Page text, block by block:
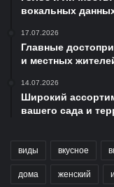
вокальных
17.07.2026
Главные
и местных
14.07.2026
Широкий
вашего сада и
виды вкусное
дома женский